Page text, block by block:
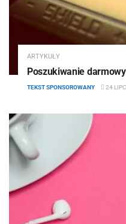
ARTYKUŁY
Poszukiwanie
TEKST SPONSOROWANY 24